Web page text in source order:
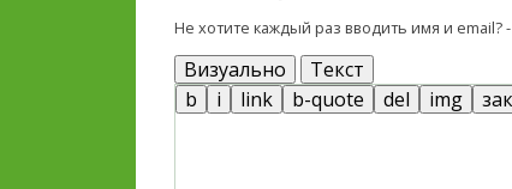
Не хотите каждый раз вводить имя и email? -
Визуально Текст